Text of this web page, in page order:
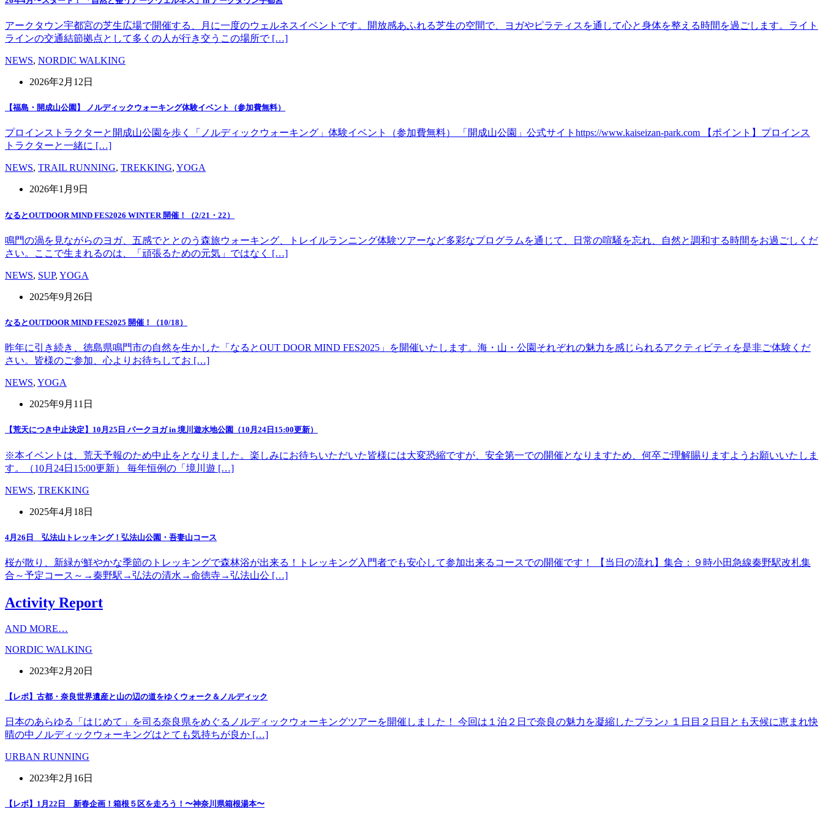
アークタウン宇都宮の芝生広場で開催する、月に一度のウェルネスイベントです。開放感あふれる芝生の空間で、ヨガやピラティスを通して心と身体を整える時間を過ごします。ライト
ラインの交通結節拠点として多くの人が行き交うこの場所で […]
NEWS, NORDIC WALKING
2026年2月12日
【福島・開成山公園】 ノルディックウォーキング体験イベント（参加費無料）
プロインストラクターと開成山公園を歩く「ノルディックウォーキング」体験イベント（参加費無料） 「開成山公園」公式サイトhttps://www.kaiseizan-park.com 【ポイント】プロインス
トラクターと一緒に […]
NEWS, TRAIL RUNNING, TREKKING, YOGA
2026年1月9日
なるとOUTDOOR MIND FES2026 WINTER 開催！（2/21・22）
鳴門の渦を見ながらのヨガ、五感でととのう森旅ウォーキング、トレイルランニング体験ツアーなど多彩なプログラムを通じて、日常の喧騒を忘れ、自然と調和する時間をお過ごしくだ
さい。ここで生まれるのは、「頑張るための元気」ではなく […]
NEWS, SUP, YOGA
2025年9月26日
なるとOUTDOOR MIND FES2025 開催！（10/18）
昨年に引き続き、徳島県鳴門市の自然を生かした「なるとOUT DOOR MIND FES2025」を開催いたします。海・山・公園それぞれの魅力を感じられるアクティビティを是非ご体験くだ
さい。皆様のご参加、心よりお待ちしてお […]
NEWS, YOGA
2025年9月11日
【荒天につき中止決定】10月25日 パークヨガ in 境川遊水地公園（10月24日15:00更新）
※本イベントは、荒天予報のため中止をとなりました。楽しみにお待ちいただいた皆様には大変恐縮ですが、安全第一での開催となりますため、何卒ご理解賜りますようお願いいたしま
す。（10月24日15:00更新） 毎年恒例の「境川遊 […]
NEWS, TREKKING
2025年4月18日
4月26日 弘法山トレッキング！弘法山公園・吾妻山コース
桜が散り、新緑が鮮やかな季節のトレッキングで森林浴が出来る！トレッキング入門者でも安心して参加出来るコースでの開催です！ 【当日の流れ】集合：９時小田急線秦野駅改札集
合～予定コース～→秦野駅→弘法の清水→命徳寺→弘法山公 […]
Activity Report
AND MORE…
NORDIC WALKING
2023年2月20日
【レポ】古都・奈良世界遺産と山の辺の道をゆくウォーク＆ノルディック
日本のあらゆる「はじめて」を司る奈良県をめぐるノルディックウォーキングツアーを開催しました！ 今回は１泊２日で奈良の魅力を凝縮したプラン♪ １日目２日目とも天候に恵まれ快
晴の中ノルディックウォーキングはとても気持ちが良か […]
URBAN RUNNING
2023年2月16日
【レポ】1月22日 新春企画！箱根５区を走ろう！〜神奈川県箱根湯本〜